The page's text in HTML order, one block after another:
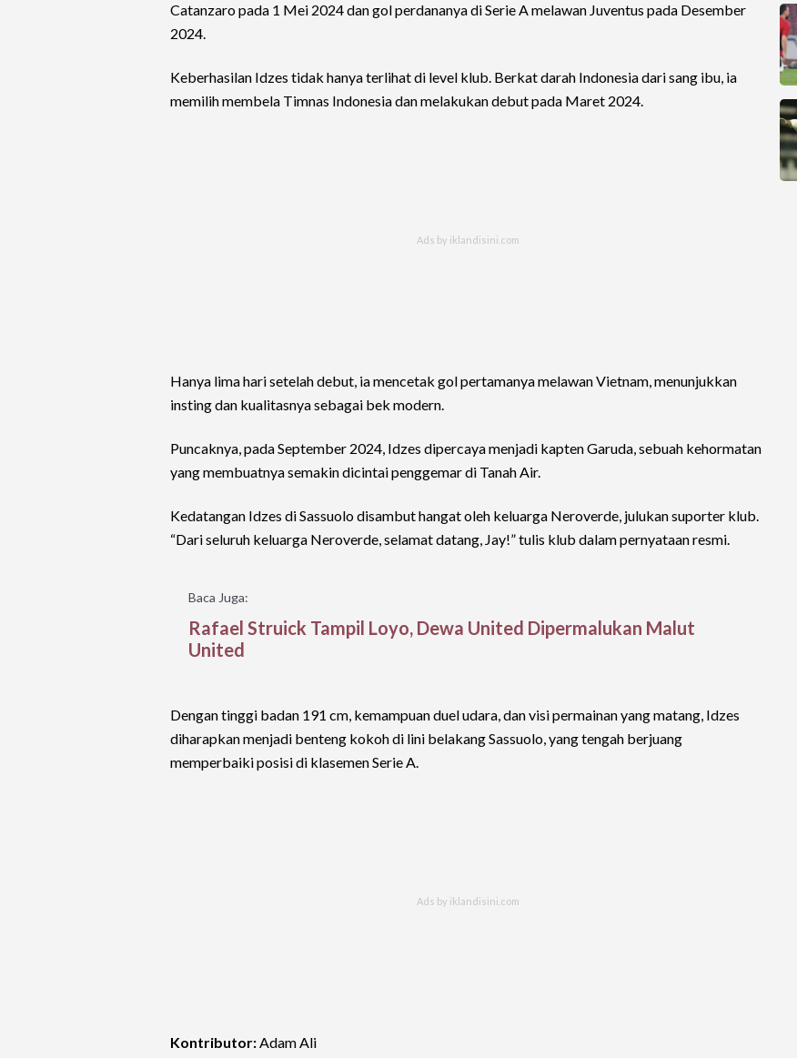
Catanzaro pada 1 Mei 2024 dan gol perdananya di Serie A melawan Juventus pada Desember
2024.
Keberhasilan Idzes tidak hanya terlihat di level klub. Berkat darah Indonesia dari sang ibu, ia
memilih membela Timnas Indonesia dan melakukan debut pada Maret 2024.
Hanya lima hari setelah debut, ia mencetak gol pertamanya melawan Vietnam, menunjukkan
insting dan kualitasnya sebagai bek modern.
Puncaknya, pada September 2024, Idzes dipercaya menjadi kapten Garuda, sebuah kehormatan
yang membuatnya semakin dicintai penggemar di Tanah Air.
Kedatangan Idzes di Sassuolo disambut hangat oleh keluarga Neroverde, julukan suporter klub.
“Dari seluruh keluarga Neroverde, selamat datang, Jay!” tulis klub dalam pernyataan resmi.
Baca Juga:
Rafael Struick Tampil Loyo, Dewa United Dipermalukan Malut
United
Dengan tinggi badan 191 cm, kemampuan duel udara, dan visi permainan yang matang, Idzes
diharapkan menjadi benteng kokoh di lini belakang Sassuolo, yang tengah berjuang
memperbaiki posisi di klasemen Serie A.
Kontributor:Adam Ali